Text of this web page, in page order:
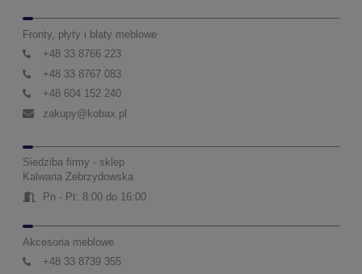
Fronty, płyty i blaty meblowe
+48 33 8766 223
+48 33 8767 083
+48 604 152 240
zakupy@kobax.pl
Siedziba firmy - sklep
Kalwaria Zebrzydowska
Pn - Pt: 8:00 do 16:00
Akcesoria meblowe
+48 33 8739 355